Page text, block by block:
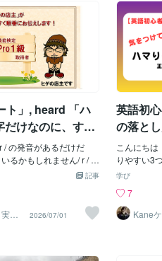
うでしょうか？「moth
ういい方にも「国」とい
ないので、「母語」と
ような気がしますね。
「母（mother）」とい
せる単語が入っている
gender equality）の観点
といういい
er tongue
う概念は
するほう
ところが
う性別を
ので、性
から、時
、その前にお伝えした
ます。それは、普段私
本語の発声なのです
胸式呼吸」がベースと
ことです。わかりやす
い込むときに胸が膨ら
す。ところが、英語の
います。よって、この
り、私たちの発声とい
ブの発声には大きな違い
ので、結論としては私
」を身につければよい
のですが、では、そも
本語を話している私た
なっている瞬間が２つ
つ目は、「横になって
としない３
語学習を
とです。
トが個人
ました。
分一人の
タイプだ
頼るのが
た。なんか
（笑）。た
そんな自分
れました
流でやって
れないとい
ま続けても
ような内容
ハッと思
ト」, heard 「ハ
だけなのに、すご
の知ってます
/ の発音があるだけだ
るかもしれません/ r / に
るところは
か違いがないのに何が
とまさに / r / の発音の
ないのです！これは、
記事
は2
レ
2026/07/01
英語初
の落と
こんにち
りやすい3
ていきたい
を勉強して
うになら
者の方は
学び
7
Kaneケ
者の